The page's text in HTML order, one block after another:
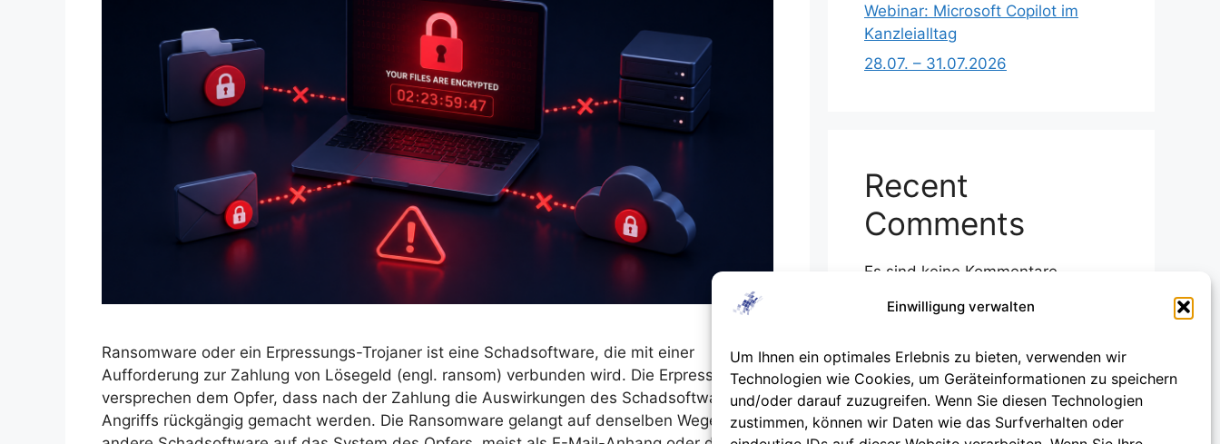
Einwilligung verwalten
Um Ihnen ein optimales Erlebnis zu bieten, verwenden wir
Technologien wie Cookies, um Geräteinformationen zu speichern
und/oder darauf zuzugreifen. Wenn Sie diesen Technologien
zustimmen, können wir Daten wie das Surfverhalten oder
Ransomware oder ein Erpressungs-Trojaner ist eine Schadsoftware, die mit einer
Aufforderung zur Zahlung von Lösegeld (engl. ransom) verbunden wird. Die Erpresser
versprechen dem Opfer, dass nach der Zahlung die Auswirkungen des Schadsoftware-
Angriffs rückgängig gemacht werden. Die Ransomware gelangt auf denselben Wegen wie
Webinar: Microsoft Copilot im
Kanzleialltag
28.07. – 31.07.2026
Recent
Comments
Es sind keine Kommentare